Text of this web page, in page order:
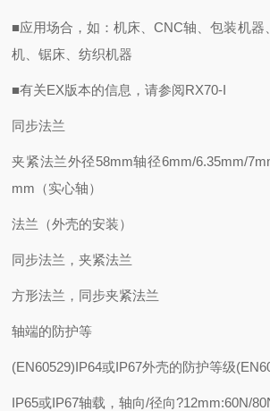
■应用场合，如：机床、CNC轴、包装机器
机、锯床、纺织机器
■有关EX版本的信息，请参阅RX70-I
同步法兰
夹紧法兰外径58mm轴径6mm/6.35mm/
mm（实心轴）
法兰（外壳的安装）
同步法兰，夹紧法兰
方形法兰，同步夹紧法兰
轴端的防护等
(EN60529)IP64或IP67外壳的防护等级
IP65或IP67轴载，轴向/径向?12mm:60N/